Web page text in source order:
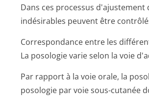
Dans ces processus
indésirables peuvent être
Correspondance entre les
La posologie varie selon la voie
Par rapport à la voie orale, la
posologie par voie sous-cutanée